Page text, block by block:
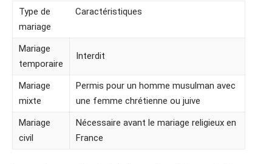
Type de
mariage
Caractéristiques
Mariage
temporaire
Interdit
Mariage
mixte
Permis pour un homme musulman avec
une femme chrétienne ou juive
Mariage
civil
Nécessaire avant le mariage religieux en
France